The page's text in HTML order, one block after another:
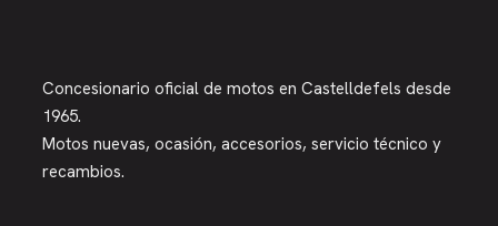
Concesionario oficial de motos en Castelldefels desde
1965.
Motos nuevas, ocasión, accesorios, servicio técnico y
recambios.